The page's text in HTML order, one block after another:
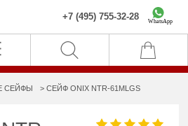
+7 (495) 755-32-28 WhatsApp
СЕЙФЫ СЕЙФ ONIX NTR-61MLGS